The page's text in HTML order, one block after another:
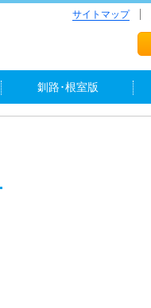
サイトマップ
釧路･根室版